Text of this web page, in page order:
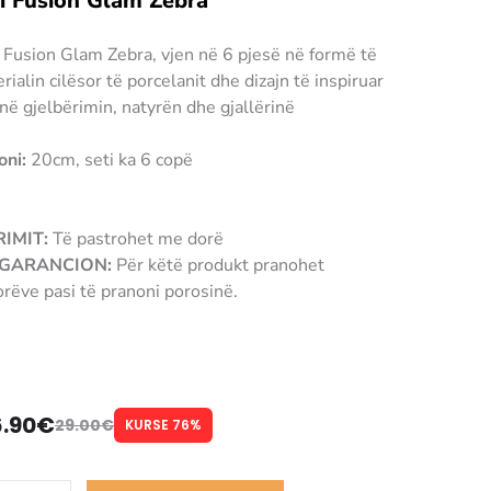
Glam Zebra, vjen në 6 pjesë në formë të
cilësor të porcelanit dhe dizajn të inspiruar
gjelbërimin, natyrën dhe gjallërinë
20cm, seti ka 6 copë
Të pastrohet me dorë
Për këtë produkt pranohet
pasi të pranoni porosinë.
KURSE 76%
29.00€
Çmimi
€
Çmimi